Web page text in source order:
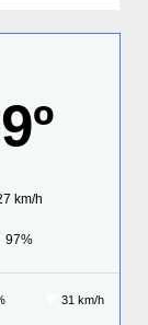
km/h
97%
31 km/h